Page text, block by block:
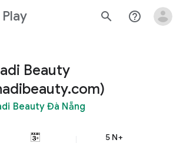
Play search help_outline
Beauty
Beauty Đà Nẵng
5 N+